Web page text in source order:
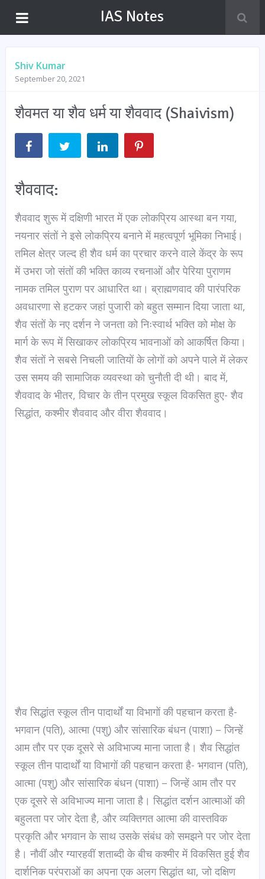
IAS Notes
Shiv Kumar
September 20, 2021
शैवमत या शैव धर्म या शैववाद (Shaivism)
शैववाद:
शैववाद शुरू में दक्षिणी भारत में एक लोकप्रिय आस्था बन गया,
नयनार संतों ने इसे लोकप्रिय बनाने में महत्वपूर्ण भूमिका निभाई।
तमिल क्षेत्र जल्द ही शैव धर्म का प्रचार करने वाले केंद्र के रूप
में उभरा जो संतों की भक्ति काव्य रचनाओं और पेरिया पुराणम
नामक तमिल पुराण पर आधारित था। ब्राह्मणवाद की पारंपरिक
अवधारणा से हटकर जहां पुजारी को बहुत सम्मान दिया जाता था,
शैव संतों के नए दर्शन ने जनता को निःस्वार्थ भक्ति को मोक्ष के
मार्ग के रूप में सिखाकर लोकप्रिय भावनाओं को आकर्षित किया।
शैव संतों ने सबसे निचली जातियों के लोगों को अपने पाले में लेकर
उस समय की सामाजिक व्यवस्था को चुनौती दी थी। बाद में,
शैववाद के भीतर, विचार के तीन प्रमुख स्कूल विकसित हुए- शैव
सिद्धांत, कश्मीर शैववाद और वीरा शैववाद।
शैव सिद्धांत स्कूल तीन पादार्थों या विभागों की पहचान करता है-
भगवान (पति), आत्मा (पशु) और सांसारिक बंधन (पाशा) – जिन्हें
आम तौर पर एक दूसरे से अविभाज्य माना जाता है। शैव सिद्धांत
स्कूल तीन पादार्थों या विभागों की पहचान करता है- भगवान (पति),
आत्मा (पशु) और सांसारिक बंधन (पाशा) – जिन्हें आम तौर पर
एक दूसरे से अविभाज्य माना जाता है। सिद्धांत दर्शन आत्माओं की
बहुलता पर जोर देता है, और व्यक्तिगत आत्मा की वास्तविक
प्रकृति और भगवान के साथ उसके संबंध को समझने पर जोर देता
है। नौवीं और ग्यारहवीं शताब्दी के बीच कश्मीर में विकसित हुई शैव
दार्शनिक परंपराओं का अपना एक अलग सिद्धांत था, जो दक्षिण